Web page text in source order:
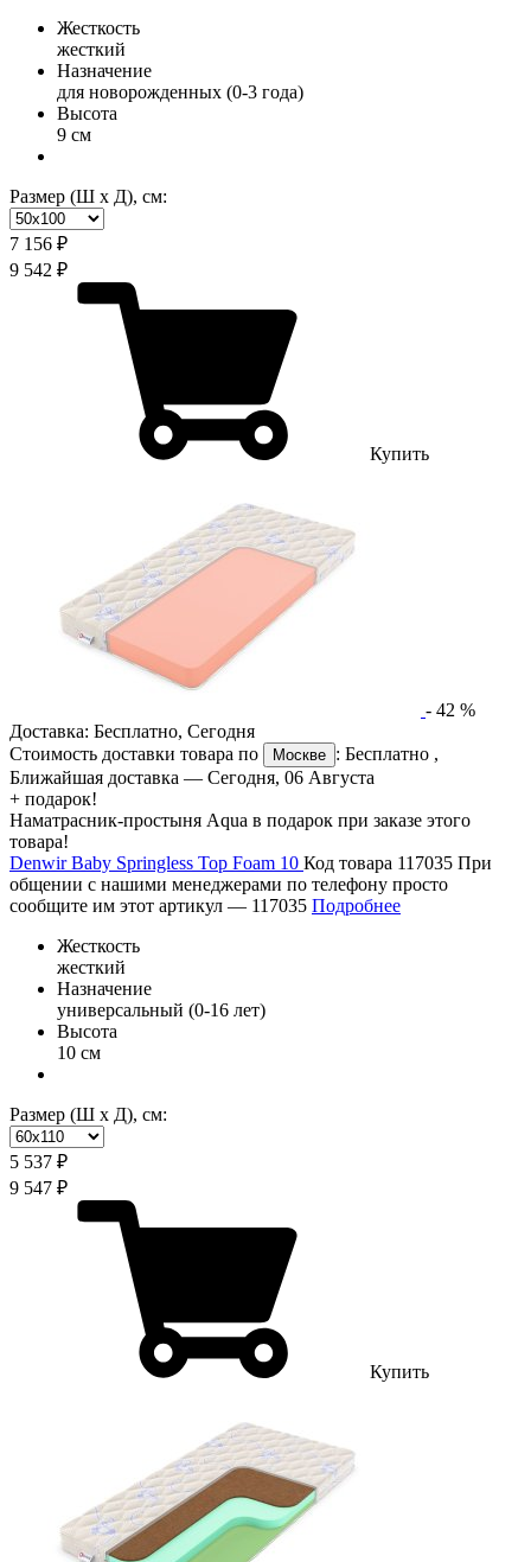
Жесткость
жесткий
Назначение
для новорожденных (0-3 года)
Высота
9 см
Размер (Ш х Д), см:
7 156 ₽
9 542 ₽
Купить
- 42 %
Доставка: Бесплатно, Сегодня
Стоимость доставки товара по
Москве : Бесплатно ,
Ближайшая доставка — Сегодня, 06 Августа
+ подарок!
Наматрасник-простыня Aqua в подарок при заказе этого
товара!
Denwir Baby Springless Top Foam 10 Код товара 117035 При
общении с нашими менеджерами по телефону просто
сообщите им этот артикул — 117035 Подробнее
Жесткость
жесткий
Назначение
универсальный (0-16 лет)
Высота
10 см
Размер (Ш х Д), см:
5 537 ₽
9 547 ₽
Купить